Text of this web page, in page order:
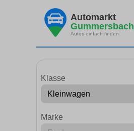
Automarkt
Gummersbach
Autos einfach finden
Klasse
Marke